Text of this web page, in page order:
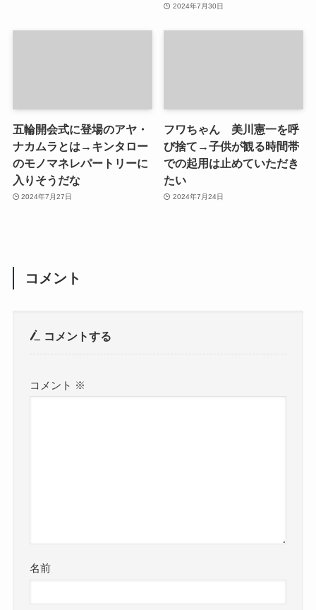
2024年7月30日
五輪開会式に登場のアヤ・
ナカムラとは→キンタロー
のモノマネレパートリーに
入りそうだな
2024年7月27日
フワちゃん 美川憲一を呼
び捨て→子供が観る時間帯
での起用は止めていただき
たい
2024年7月24日
コメント
コメントする
コメント ※
名前